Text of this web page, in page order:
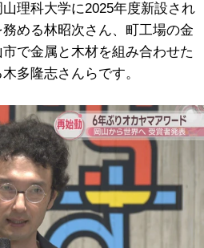
理科大学に2025年度新設され
める林昭次さん、町工場の金
で金属と木材を組み合わせた
多隆志さんらです。